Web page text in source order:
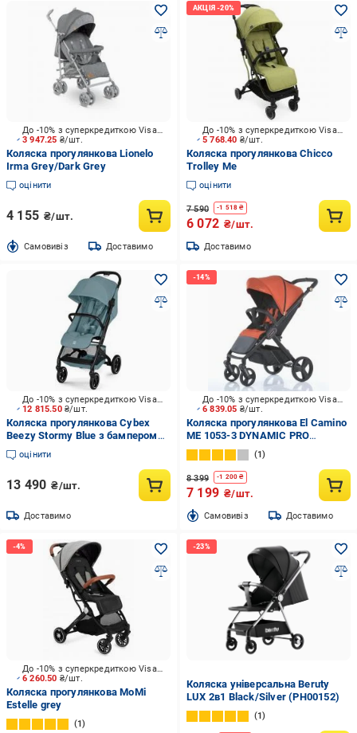
3 947.25 ₴/шт.
До -10% з суперкредиткою Visa Вигода
Коляска прогулянкова Lionelo
Irma Grey/Dark Grey
оцінити
4 155 ₴/шт.
Cамовивіз Доставимо
5 768.40 ₴/шт.
До -10% з суперкредиткою Visa Вигода
Коляска прогулянкова Chicco
Trolley Me
оцінити
7 590 -1 518 ₴
6 072 ₴/шт.
Доставимо
12 815.50 ₴/шт.
До -10% з суперкредиткою Visa Вигода
Коляска прогулянкова Cybex
Beezy Stormy Blue з бампером
526000875
оцінити
13 490 ₴/шт.
Доставимо
6 839.05 ₴/шт.
До -10% з суперкредиткою Visa Вигода
Коляска прогулянкова El Camino
ME 1053-3 DYNAMIC PRO
Redwood
1
8 399 -1 200 ₴
7 199 ₴/шт.
Cамовивіз Доставимо
6 260.50 ₴/шт.
До -10% з суперкредиткою Visa Вигода
Коляска прогулянкова MoMi
Estelle grey
1
Коляска універсальна Beruty
LUX 2в1 Black/Silver (PH00152)
1